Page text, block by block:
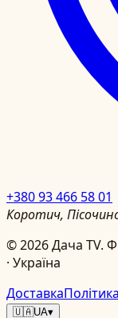
+380 93 466 58 01
Коротич,
©2026Дача TV.
· Україна
Доставка
🇺🇦UA▾